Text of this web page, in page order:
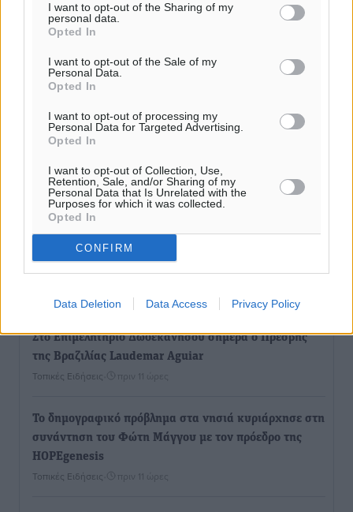
I want to opt-out of the Sharing of my
personal data.
Opted In
I want to opt-out of the Sale of my
Personal Data.
Opted In
I want to opt-out of processing my
Personal Data for Targeted Advertising.
Opted In
I want to opt-out of Collection, Use,
Retention, Sale, and/or Sharing of my
Personal Data that Is Unrelated with the
Purposes for which it was collected.
Opted In
CONFIRM
Data Deletion Data Access Privacy Policy
Έτος – ορόσημο το 2025 για δωρεές οργάνων στην
Ελλάδα
Ειδήσεις• πριν 10 ώρες
μετόπισθεν
Αθλητικά• πριν 11 ώρες
Επικός Εργκίν Αταμάν στη Σύμη: Έσπασε πιάτα μέχρι
Βίσση
πριν 11 ώρες
Στο Επιμελητήριο Δωδεκανήσου σήμερα ο Πρέσβης
της Βραζιλίας Laudemar Aguiar
Τοπικές Ειδήσεις πριν 11 ώρες
To δημογραφικό πρόβλημα στα νησιά κυριάρχησε στη
συνάντηση του Φώτη Μάγγου με τον πρόεδρο της
HOPEgenesis
Τοπικές Ειδήσεις πριν 11 ώρες